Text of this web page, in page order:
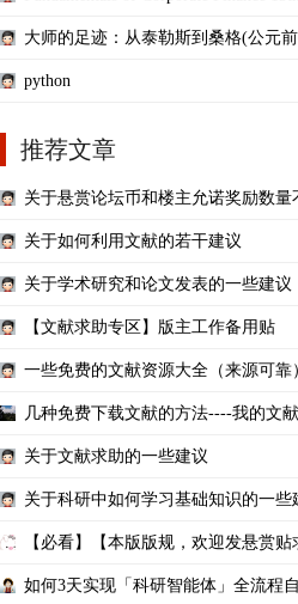
大师的足迹：从泰勒斯到桑格(公元前
python
推荐文章
关于悬赏论坛币和楼主允诺奖励数量
关于如何利用文献的若干建议
关于学术研究和论文发表的一些建议
【文献求助专区】版主工作备用贴
一些免费的文献资源大全（来源可靠
几种免费下载文献的方法----我的文
关于文献求助的一些建议
关于科研中如何学习基础知识的一些
【必看】【本版版规，欢迎发悬赏贴
如何3天实现「科研智能体」全流程